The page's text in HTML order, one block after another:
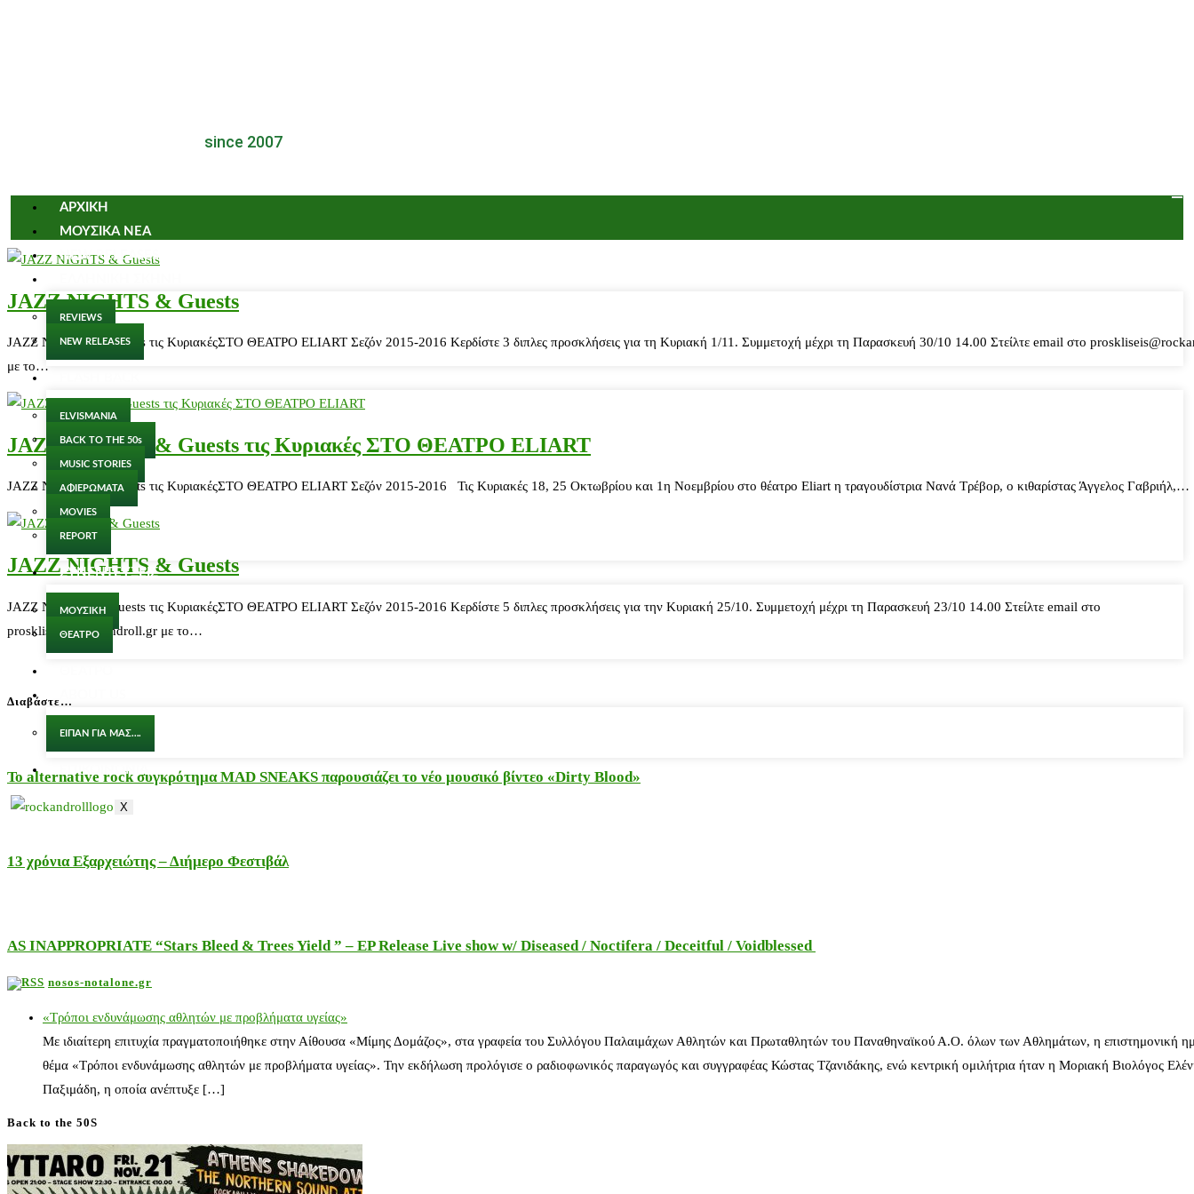
since 2007
ΑΡΧΙΚΗ
ΜΟΥΣΙΚΑ ΝΕΑ
NEW RELEASES
REVIEWS
NEW RELEASES
ELVISMANIA
BACK TO THE 50s
MUSIC STORIES
ΑΦΙΕΡΩΜΑΤΑ
MOVIES
REPORT
ΣΥΝΕΝΤΕΥΞΕΙΣ
ΜΟΥΣΙΚΗ
ΘΕΑΤΡΟ
ΕΙΠΑΝ ΓΙΑ ΜΑΣ….
ΕΠΙΚΟΙΝΩΝΙΑ
X
JAZZ NIGHTS & Guests
JAZZ NIGHTS & Guests τις ΚυριακέςΣΤΟ ΘΕΑΤΡΟ ELIART Σεζόν 2015-2016 Κερδίστε 3 διπλες προσκλήσεις για τη Κυριακή 1/11. Συμμετοχή μέχρι τη Παρασκευή 30/10 14.00 Στείλτε email στο
με το…
JAZZ NIGHTS & Guests τις Κυριακές ΣΤΟ ΘΕΑΤΡΟ ELIART
JAZZ NIGHTS & Guests τις ΚυριακέςΣΤΟ ΘΕΑΤΡΟ ELIART Σεζόν 2015-2016 Τις Κυριακές 18, 25 Οκτωβρίου και 1η Νοεμβρίου στο θέατρο Eliart η τραγουδίστρια Νανά Τρέβορ, ο κιθαρίστας Άγγελος Γαβριήλ,…
JAZZ NIGHTS & Guests
JAZZ NIGHTS & Guests τις ΚυριακέςΣΤΟ ΘΕΑΤΡΟ ELIART Σεζόν 2015-2016 Κερδίστε 5 διπλες προσκλήσεις για την Κυριακή 25/10. Συμμετοχή μέχρι τη Παρασκευή 23/10 14.00 Στείλτε email στο
proskliseis@rockandroll.gr με το…
Διαβάστε…
Το alternative rock συγκρότημα MAD SNEAKS παρουσιάζει το νέο μουσικό βίντεο «Dirty Blood»
13 χρόνια Εξαρχειώτης – Διήμερο Φεστιβάλ
AS INAPPROPRIATE “Stars Bleed & Trees Yield ” – EP Release Live show w/ Diseased / Noctifera / Deceitful / Voidblessed
nosos-notalone.gr
«Τρόποι ενδυνάμωσης αθλητών με προβλήματα υγείας»
Με ιδιαίτερη επιτυχία πραγματοποιήθηκε στην Αίθουσα «Μίμης Δομάζος», στα γραφεία του Συλλόγου Παλαιμάχων Αθλητών και Πρωταθλητών του Παναθηναϊκού Α.Ο. όλων των Αθλημάτων, η επιστημονική
θέμα «Τρόποι ενδυνάμωσης αθλητών με προβλήματα υγείας». Την εκδήλωση προλόγισε ο ραδιοφωνικός παραγωγός και συγγραφέας Κώστας Τζανιδάκης, ενώ κεντρική ομιλήτρια ήταν η Μοριακή Βιολόγος
Παξιμάδη, η οποία ανέπτυξε […]
Back to the 50S